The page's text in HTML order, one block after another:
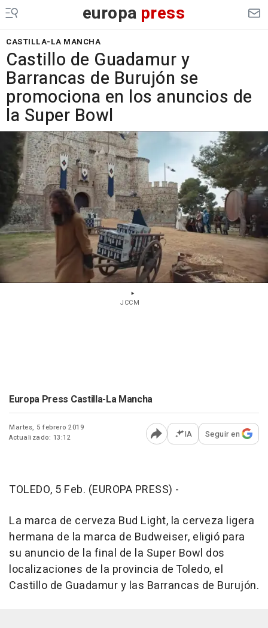
europa press
CASTILLA-LA MANCHA
Castillo de Guadamur y
Barrancas de Burujón se
promociona en los anuncios de
la Super Bowl
JCCM
Europa Press Castilla-La Mancha
Martes, 5 febrero 2019
Actualizado: 13:12
Abrir opciones para
IA Seguir en
TOLEDO, 5 Feb. (EUROPA PRESS) -
La marca de cerveza Bud Light, la cerveza ligera
hermana de la marca de Budweiser, eligió para
su anuncio de la final de la Super Bowl dos
localizaciones de la provincia de Toledo, el
Castillo de Guadamur y las Barrancas de Burujón.